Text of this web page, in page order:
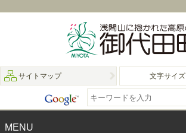
サイトマップ 文字サイズ
MENU